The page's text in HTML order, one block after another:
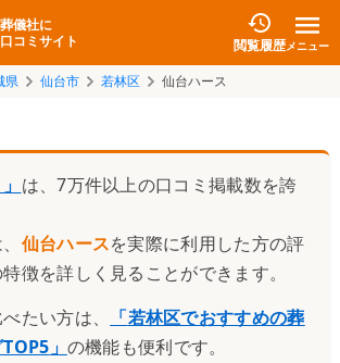
儀社に
コミサイト
閲覧履歴メニュー
県 仙台市 若林区 仙台ハース
は、7万件以上の口コミ掲載数を誇
仙台ハースを実際に利用した方の評
徴を詳しく見ることができます。
たい方は、
「若林区でおすすめの葬
」 の機能も便利です。